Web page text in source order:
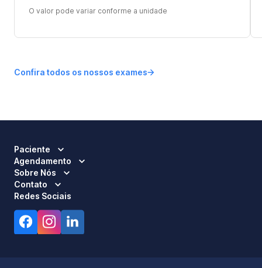
O valor pode variar conforme a unidade
Confira todos os nossos exames
Paciente
Agendamento
Sobre Nós
Contato
Redes Sociais